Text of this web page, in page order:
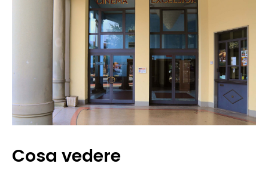
Cosa vedere